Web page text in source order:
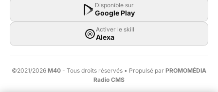
Disponible sur
Google Play
Activer le skill
Alexa
©2021/2026 M40 - Tous droits réservés • Propulsé par PROMOMÉDIA
Radio CMS